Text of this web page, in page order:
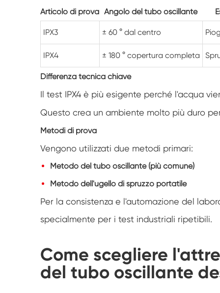
Articolo di prova Angolo del tubo oscillante
IPX3 ± 60 ° dal centro
IPX4 ± 180 ° copertura completa
Differenza tecnica chiave
Il test IPX4 è più esigente perché l'acqua
Questo crea un ambiente molto più duro
Metodi di prova
Vengono utilizzati due metodi primari:
Metodo del tubo oscillante (più comune)
Metodo dell'ugello di spruzzo portatile
Per la consistenza e l'automazione del
specialmente per i test industriali ripetibili.
Come scegliere
del tubo oscillante